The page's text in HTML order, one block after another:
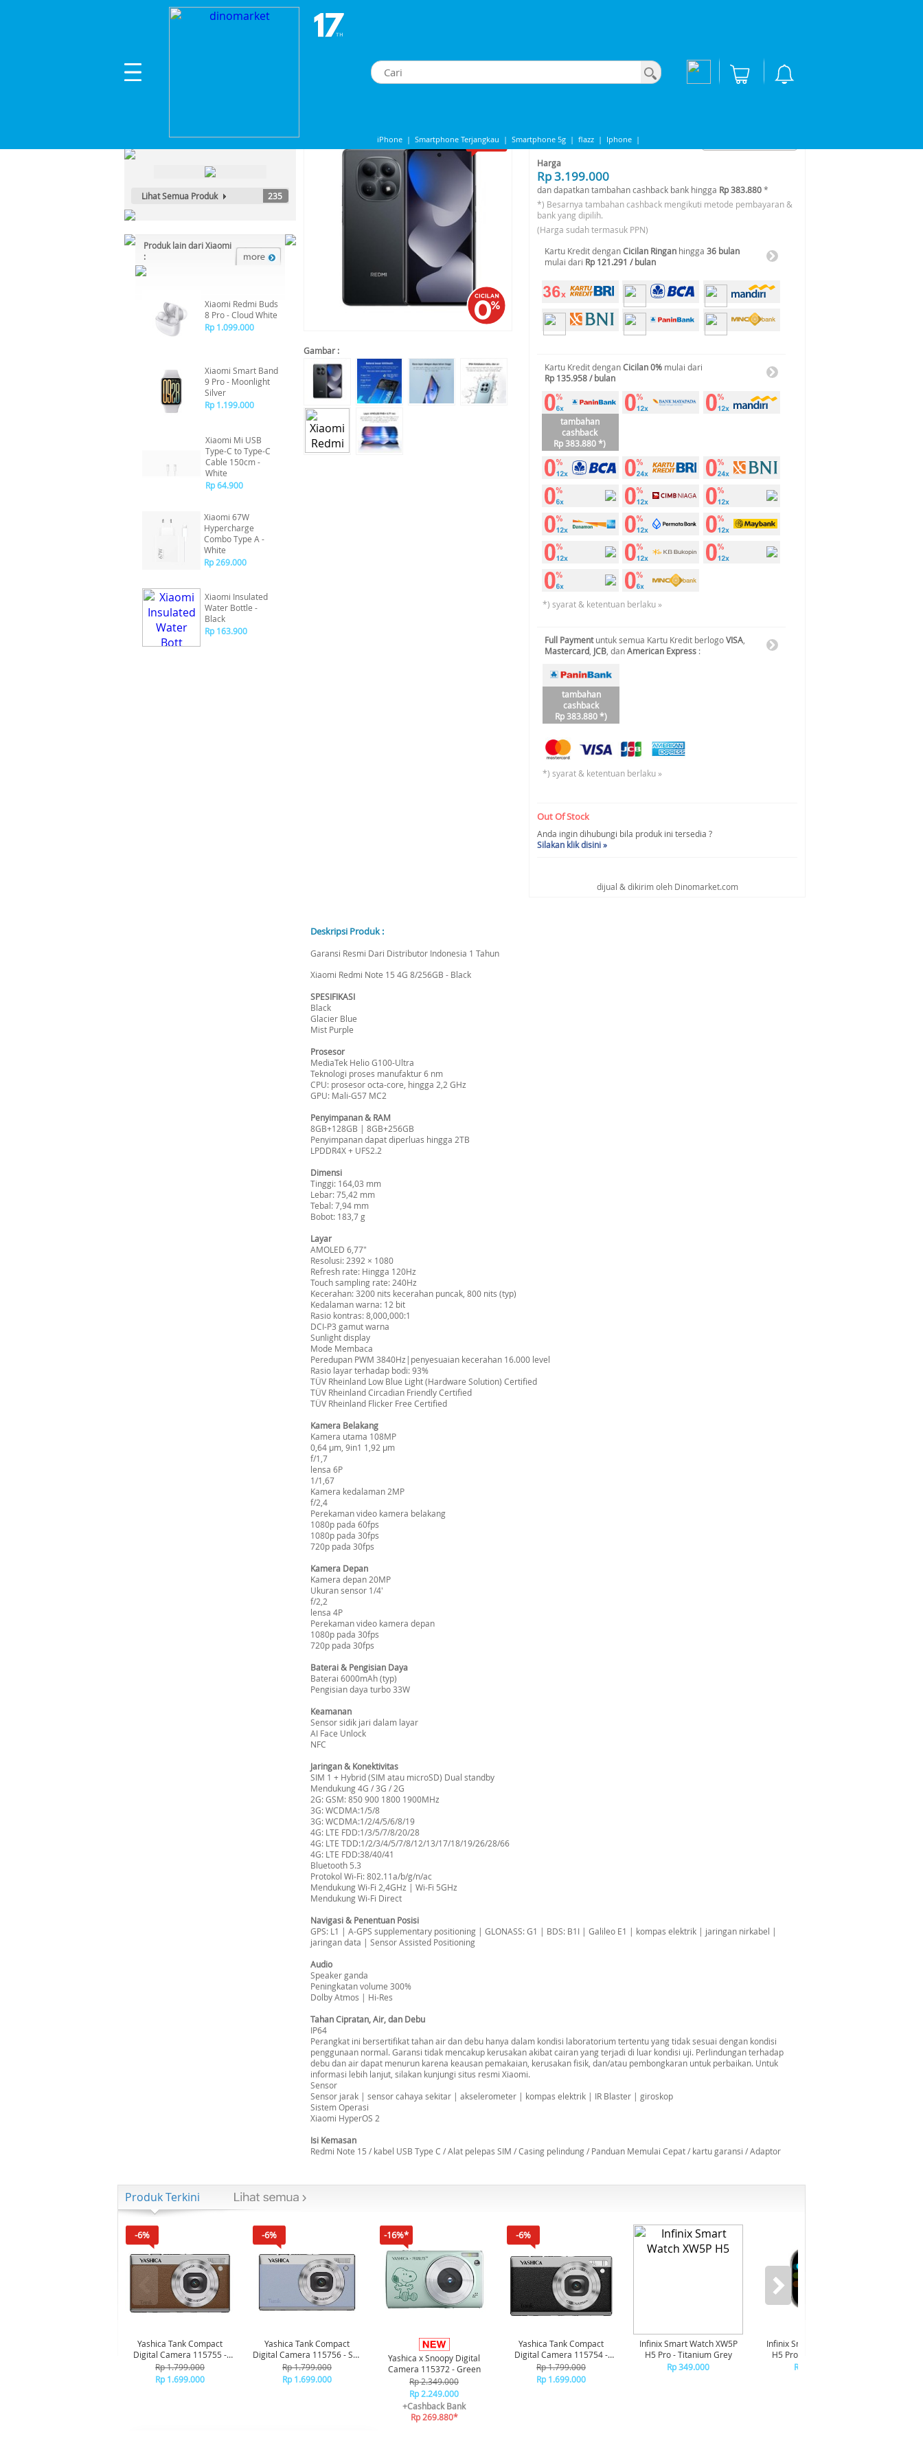
iPhone | Smartphone Terjangkau | Smartphone 5g | flazz | Iphone |
iphone 13 | IPhone 14 | Samsung Note
Home Xiaomi Redmi Note 15 4G 8/256GB - Black
Lihat Semua Produk 235
Produk lain dari Xiaomi
:
Xiaomi Redmi Buds
8 Pro - Cloud White
Rp 1.099.000
Xiaomi Smart Band
9 Pro - Moonlight
Silver
Rp 1.199.000
Xiaomi Mi USB
Type-C to Type-C
Cable 150cm -
White
Rp 64.900
Xiaomi 67W
Hypercharge
Combo Type A -
White
Rp 269.000
Xiaomi Insulated
Water Bottle -
Black
Rp 163.900
-12%*
Gambar :
Share to
Harga
Rp 3.199.000
dan dapatkan tambahan cashback bank hingga Rp 383.880*
*) Besarnya tambahan cashback mengikuti metode pembayaran &
bank yang dipilih.
(Harga sudah termasuk PPN)
Kartu Kredit denganCicilan Ringan hingga 36 bulan
mulai dari Rp 121.291 / bulan
Kartu Kredit denganCicilan 0% mulai dari
Rp 135.958 / bulan
tambahan
cashback
Rp 383.880 *)
*) syarat & ketentuan berlaku »
Full Paymentuntuk semua Kartu Kredit berlogoVISA
Mastercard JCB , danAmerican Express :
tambahan
cashback
Rp 383.880 *)
*) syarat & ketentuan berlaku »
Out Of Stock
Anda ingin dihubungi bila produk ini tersedia ?
Silakan klik disini »
dijual & dikirim oleh Dinomarket.com
Deskripsi Produk :
Garansi Resmi Dari Distributor Indonesia 1 Tahun
Xiaomi Redmi Note 15 4G 8/256GB - Black
SPESIFIKASI
Black
Glacier Blue
Mist Purple
Prosesor
MediaTek Helio G100-Ultra
Teknologi proses manufaktur 6 nm
CPU: prosesor octa-core, hingga 2,2 GHz
GPU: Mali-G57 MC2
Penyimpanan & RAM
8GB+128GB | 8GB+256GB
Penyimpanan dapat diperluas hingga 2TB
LPDDR4X + UFS2.2
Dimensi
Tinggi: 164,03 mm
Lebar: 75,42 mm
Tebal: 7,94 mm
Bobot: 183,7 g
Layar
AMOLED 6,77"
Resolusi: 2392 × 1080
Refresh rate: Hingga 120Hz
Touch sampling rate: 240Hz
Kecerahan: 3200 nits kecerahan puncak, 800 nits (typ)
Kedalaman warna: 12 bit
Rasio kontras: 8,000,000:1
DCI-P3 gamut warna
Sunlight display
Mode Membaca
Peredupan PWM 3840Hz|penyesuaian kecerahan 16.000 level
Rasio layar terhadap bodi: 93%
TÜV Rheinland Low Blue Light (Hardware Solution) Certified
TÜV Rheinland Circadian Friendly Certified
TÜV Rheinland Flicker Free Certified
Kamera Belakang
Kamera utama 108MP
0,64 µm, 9in1 1,92 µm
f/1,7
lensa 6P
1/1,67
Kamera kedalaman 2MP
f/2,4
Perekaman video kamera belakang
1080p pada 60fps
1080p pada 30fps
720p pada 30fps
Kamera Depan
Kamera depan 20MP
Ukuran sensor 1/4'
f/2,2
lensa 4P
Perekaman video kamera depan
1080p pada 30fps
720p pada 30fps
Baterai & Pengisian Daya
Baterai 6000mAh (typ)
Pengisian daya turbo 33W
Keamanan
Sensor sidik jari dalam layar
AI Face Unlock
NFC
Jaringan & Konektivitas
SIM 1 + Hybrid (SIM atau microSD) Dual standby
Mendukung 4G / 3G / 2G
2G: GSM: 850 900 1800 1900MHz
3G: WCDMA:1/5/8
3G: WCDMA:1/2/4/5/6/8/19
4G: LTE FDD:1/3/5/7/8/20/28
4G: LTE TDD:1/2/3/4/5/7/8/12/13/17/18/19/26/28/66
4G: LTE FDD:38/40/41
Bluetooth 5.3
Protokol Wi-Fi: 802.11a/b/g/n/ac
Mendukung Wi-Fi 2,4GHz | Wi-Fi 5GHz
Mendukung Wi-Fi Direct
Navigasi & Penentuan Posisi
GPS: L1 | A-GPS supplementary positioning | GLONASS: G1 | BDS: B1I | Galileo E1 | kompas elektrik | jaringan nirkabel |
jaringan data | Sensor Assisted Positioning
Audio
Speaker ganda
Peningkatan volume 300%
Dolby Atmos | Hi-Res
Tahan Cipratan, Air, dan Debu
IP64
Perangkat ini bersertifikat tahan air dan debu hanya dalam kondisi laboratorium tertentu yang tidak sesuai dengan kondisi
penggunaan normal. Garansi tidak mencakup kerusakan akibat cairan yang terjadi di luar kondisi uji. Perlindungan terhadap
debu dan air dapat menurun karena keausan pemakaian, kerusakan fisik, dan/atau pembongkaran untuk perbaikan. Untuk
informasi lebih lanjut, silakan kunjungi situs resmi Xiaomi.
Sensor
Sensor jarak | sensor cahaya sekitar | akselerometer | kompas elektrik | IR Blaster | giroskop
Sistem Operasi
Xiaomi HyperOS 2
Isi Kemasan
Redmi Note 15 / kabel USB Type C / Alat pelepas SIM / Casing pelindung / Panduan Memulai Cepat / kartu garansi / Adaptor
Produk Terkini
-6%
Yashica Tank Compact
Digital Camera 115755 -
Brown
Rp 1.799.000
Rp 1.699.000
-6%
Yashica Tank Compact
Digital Camera 115756 - Sky
Blue
Rp 1.799.000
Rp 1.699.000
-16%*
Yashica x Snoopy Digital
Camera 115372 - Green
Rp 2.349.000
Rp 2.249.000
+Cashback Bank
Rp 269.880*
-6%
Yashica Tank Compact
Digital Camera 115754 -
Black
Rp 1.799.000
Rp 1.699.000
Infinix Smart Watch XW5P
H5 Pro - Titanium Grey
Rp 349.000
Infinix Smart Watch XW5P
H5 Pro - Chrome Silver
Rp 349.000